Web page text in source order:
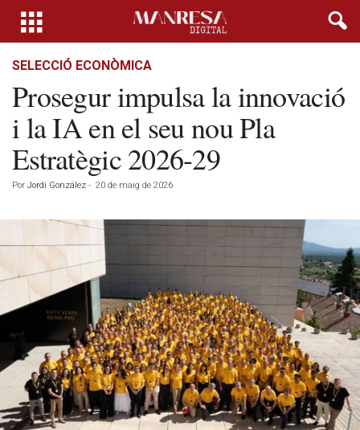
SELECCIÓ ECONÒMICA
Prosegur impulsa la innovació
i la IA en el seu nou Pla
Estratègic 2026-29
Por Jordi González - 20 de maig de 2026